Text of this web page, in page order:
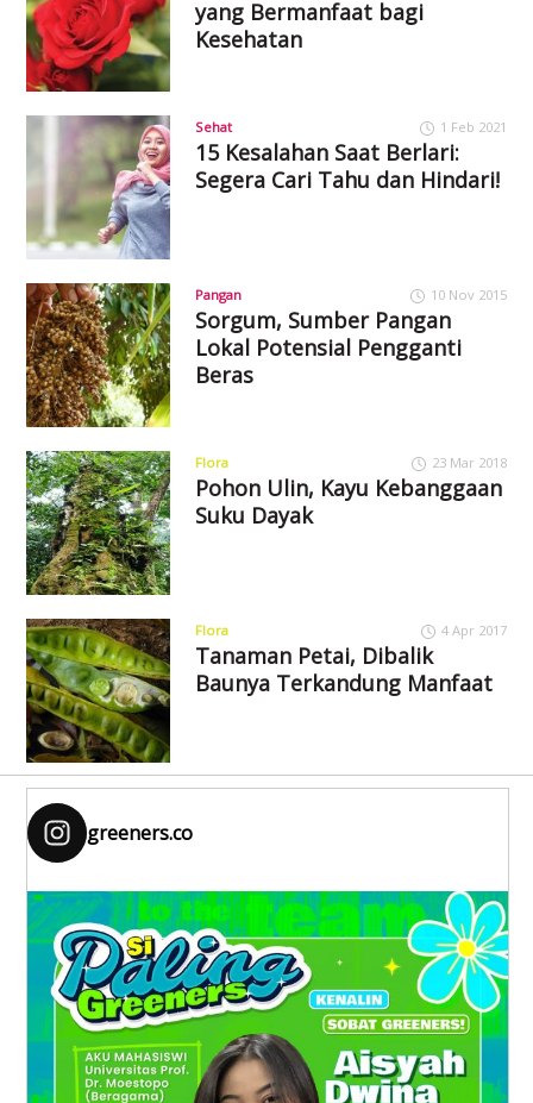
yang Bermanfaat bagi
Kesehatan
Sehat 1 Feb 2021
15 Kesalahan Saat Berlari:
Segera Cari Tahu dan Hindari!
Pangan 10 Nov 2015
Sorgum, Sumber Pangan
Lokal Potensial Pengganti
Beras
Flora 23 Mar 2018
Pohon Ulin, Kayu Kebanggaan
Suku Dayak
Flora 4 Apr 2017
Tanaman Petai, Dibalik
Baunya Terkandung Manfaat
greeners.co